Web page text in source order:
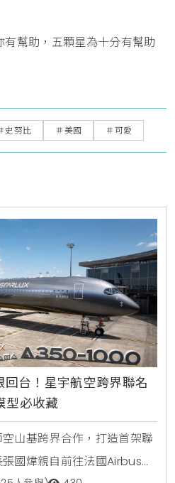
幫助，五顆星為十分有幫助
史努比 ＃美國 ＃可愛
台！星宇航空跨界聯名
型必收藏
山基跨界合作，打造首架聯
國煒親自前往法國Airbus總